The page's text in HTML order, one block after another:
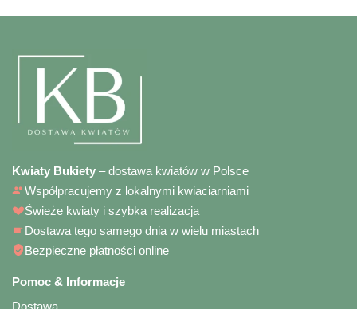
Kwiaty Bukiety – dostawa kwiatów w Polsce
Współpracujemy z lokalnymi kwiaciarniami
Świeże kwiaty i szybka realizacja
Dostawa tego samego dnia w wielu miastach
Bezpieczne płatności online
Pomoc & Informacje
Dostawa